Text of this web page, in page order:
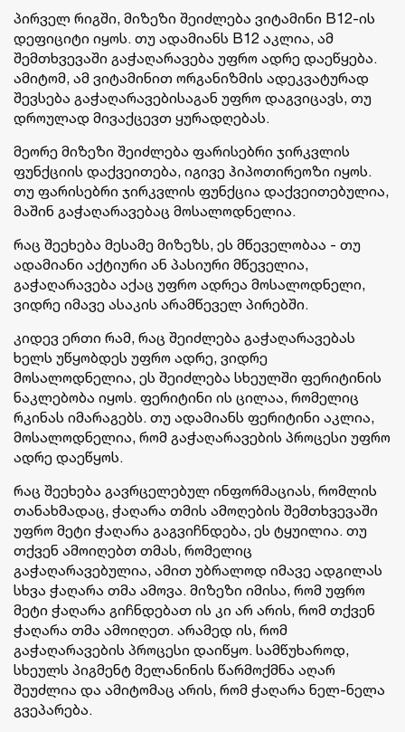
პირველ რიგში, მიზეზი შეიძლება ვიტამინი B12-ის
დეფიციტი იყოს. თუ ადამიანს B12 აკლია, ამ
შემთხვევაში გაჭაღარავება უფრო ადრე დაეწყება.
ამიტომ, ამ ვიტამინით ორგანიზმის ადეკვატურად
შევსება გაჭაღარავებისაგან უფრო დაგვიცავს, თუ
დროულად მივაქცევთ ყურადღებას.
მეორე მიზეზი შეიძლება ფარისებრი ჯირკვლის
ფუნქციის დაქვეითება, იგივე ჰიპოთირეოზი იყოს.
თუ ფარისებრი ჯირკვლის ფუნქცია დაქვეითებულია,
მაშინ გაჭაღარავებაც მოსალოდნელია.
რაც შეეხება მესამე მიზეზს, ეს მწეველობაა - თუ
ადამიანი აქტიური ან პასიური მწეველია,
გაჭაღარავება აქაც უფრო ადრეა მოსალოდნელი,
ვიდრე იმავე ასაკის არამწეველ პირებში.
კიდევ ერთი რამ, რაც შეიძლება გაჭაღარავებას
ხელს უწყობდეს უფრო ადრე, ვიდრე
მოსალოდნელია, ეს შეიძლება სხეულში ფერიტინის
ნაკლებობა იყოს. ფერიტინი ის ცილაა, რომელიც
რკინას იმარაგებს. თუ ადამიანს ფერიტინი აკლია,
მოსალოდნელია, რომ გაჭაღარავების პროცესი უფრო
ადრე დაეწყოს.
რაც შეეხება გავრცელებულ ინფორმაციას, რომლის
თანახმადაც, ჭაღარა თმის ამოღების შემთხვევაში
უფრო მეტი ჭაღარა გაგვიჩნდება, ეს ტყუილია. თუ
თქვენ ამოიღებთ თმას, რომელიც
გაჭაღარავებულია, ამით უბრალოდ იმავე ადგილას
სხვა ჭაღარა თმა ამოვა. მიზეზი იმისა, რომ უფრო
მეტი ჭაღარა გიჩნდებათ ის კი არ არის, რომ თქვენ
ჭაღარა თმა ამოიღეთ. არამედ ის, რომ
გაჭაღარავების პროცესი დაიწყო. სამწუხაროდ,
სხეულს პიგმენტ მელანინის წარმოქმნა აღარ
შეუძლია და ამიტომაც არის, რომ ჭაღარა ნელ-ნელა
გვეპარება.